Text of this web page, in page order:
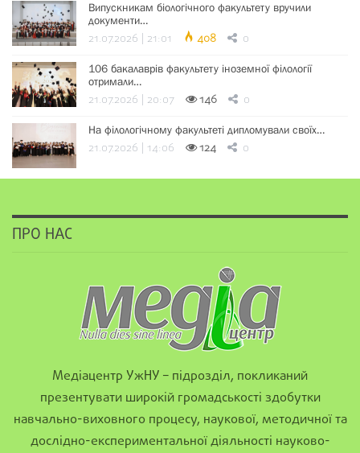
Випускникам біологічного факультету вручили
документи…
21.07.2026 | 21:01 408 0
106 бакалаврів факультету іноземної філології
отримали…
21.07.2026 | 20:07 146 0
На філологічному факультеті дипломували своїх…
21.07.2026 | 14:06 124 0
ПРО НАС
Медіацентр УжНУ – підрозділ, покликаний
презентувати широкій громадськості здобутки
навчально-виховного процесу, наукової, методичної та
дослідно-експериментальної діяльності науково-